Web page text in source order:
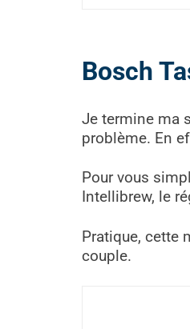
Bosch
Je termine ma
problème. En
Pour vous
Intellibrew, le
Pratique, cette
couple.